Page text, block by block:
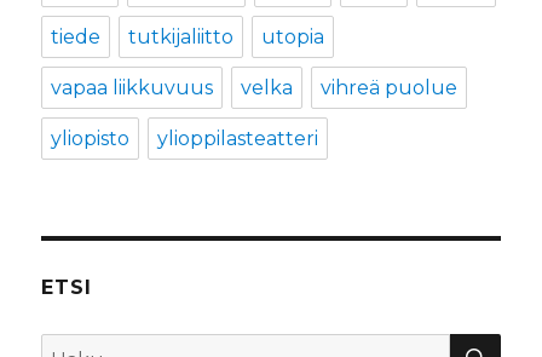
tiede tutkijaliitto utopia
vapaa liikkuvuus velka vihreä puolue
yliopisto ylioppilasteatteri
ETSI
Etsi: